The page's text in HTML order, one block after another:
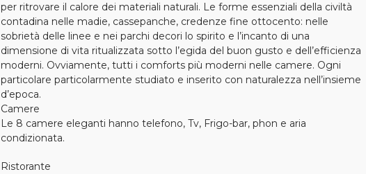
per ritrovare il calore dei materiali naturali. Le forme essenziali della civiltà
contadina nelle madie, cassepanche, credenze fine ottocento: nelle
sobrietà delle linee e nei parchi decori lo spirito e l’incanto di una
dimensione di vita ritualizzata sotto l’egida del buon gusto e dell’efficienza
moderni. Ovviamente, tutti i comforts più moderni nelle camere. Ogni
particolare particolarmente studiato e inserito con naturalezza nell’insieme
d’epoca.
Camere
Le 8 camere eleganti hanno telefono, Tv, Frigo-bar, phon e aria
condizionata.
Ristorante